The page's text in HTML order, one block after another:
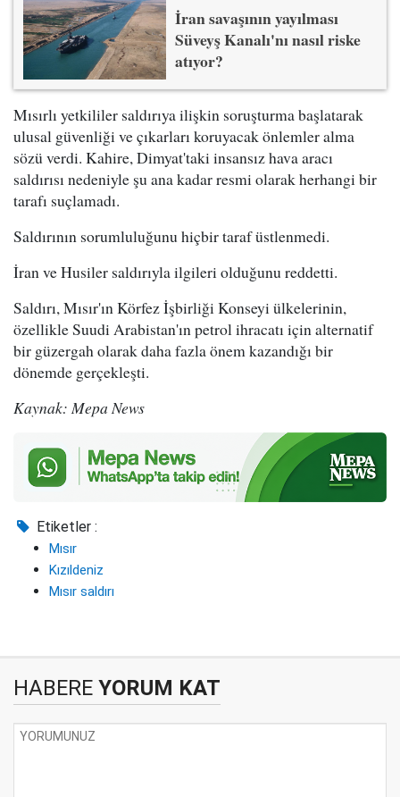
İran savaşının yayılması
Süveyş Kanalı'nı nasıl riske
atıyor?
Mısırlı yetkililer saldırıya ilişkin soruşturma başlatarak
ulusal güvenliği ve çıkarları koruyacak önlemler alma
sözü verdi. Kahire, Dimyat'taki insansız hava aracı
saldırısı nedeniyle şu ana kadar resmi olarak herhangi bir
tarafı suçlamadı.
Saldırının sorumluluğunu hiçbir taraf üstlenmedi.
İran ve Husiler saldırıyla ilgileri olduğunu reddetti.
Saldırı, Mısır'ın Körfez İşbirliği Konseyi ülkelerinin,
özellikle Suudi Arabistan'ın petrol ihracatı için alternatif
bir güzergah olarak daha fazla önem kazandığı bir
dönemde gerçekleşti.
Kaynak: Mepa News
Etiketler :
Mısır
Kızıldeniz
Mısır saldırı
HABERE YORUM KAT